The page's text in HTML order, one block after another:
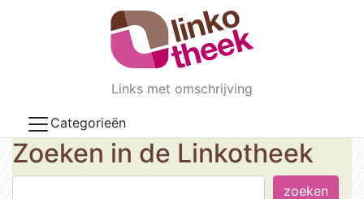
Skip to main content
Links met omschrijving
Categorieën
Zoeken in de Linkotheek